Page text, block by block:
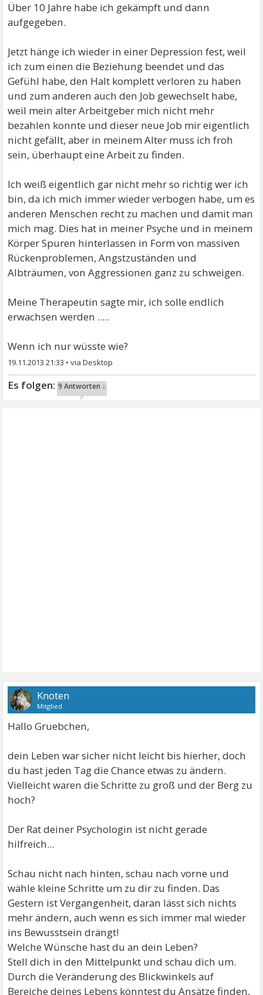
Über 10 Jahre habe ich gekämpft und dann
aufgegeben.
Jetzt hänge ich wieder in einer Depression fest, weil
ich zum einen die Beziehung beendet und das
Gefühl habe, den Halt komplett verloren zu haben
und zum anderen auch den Job gewechselt habe,
weil mein alter Arbeitgeber mich nicht mehr
bezahlen konnte und dieser neue Job mir eigentlich
nicht gefällt, aber in meinem Alter muss ich froh
sein, überhaupt eine Arbeit zu finden.
Ich weiß eigentlich gar nicht mehr so richtig wer ich
bin, da ich mich immer wieder verbogen habe, um es
anderen Menschen recht zu machen und damit man
mich mag. Dies hat in meiner Psyche und in meinem
Körper Spuren hinterlassen in Form von massiven
Rückenproblemen, Angstzuständen und
Albträumen, von Aggressionen ganz zu schweigen.
Meine Therapeutin sagte mir, ich solle endlich
erwachsen werden .....
Wenn ich nur wüsste wie?
19.11.2013 21:33 •
9 Antworten ↓
Knoten
Mitglied
Hallo Gruebchen,
dein Leben war sicher nicht leicht bis hierher, doch
du hast jeden Tag die Chance etwas zu ändern.
Vielleicht waren die Schritte zu groß und der Berg zu
hoch?
Der Rat deiner Psychologin ist nicht gerade
hilfreich...
Schau nicht nach hinten, schau nach vorne und
wähle kleine Schritte um zu dir zu finden. Das
Gestern ist Vergangenheit, daran lässt sich nichts
mehr ändern, auch wenn es sich immer mal wieder
ins Bewusstsein drängt!
Welche Wünsche hast du an dein Leben?
Stell dich in den Mittelpunkt und schau dich um.
Durch die Veränderung des Blickwinkels auf
Bereiche deines Lebens könntest du Ansätze finden,